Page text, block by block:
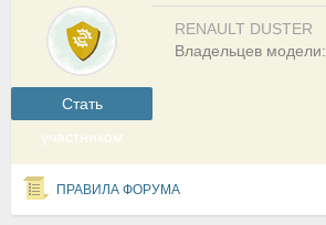
Cтать
участником
RENAULT DUSTER
Владельцев модели:
ПРАВИЛА ФОРУМА